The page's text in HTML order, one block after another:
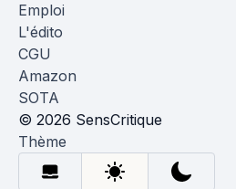
Emploi
L'édito
CGU
Amazon
SOTA
© 2026 SensCritique
Thème